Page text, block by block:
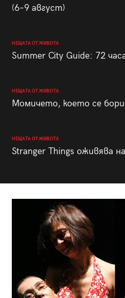
(6–9 август)
НЕЩАТА ОТ ЖИВОТА
Summer City Guide: 72
НЕЩАТА ОТ ЖИВОТА
Момичето, което се бори
НЕЩАТА ОТ ЖИВОТА
Stranger Things оживява